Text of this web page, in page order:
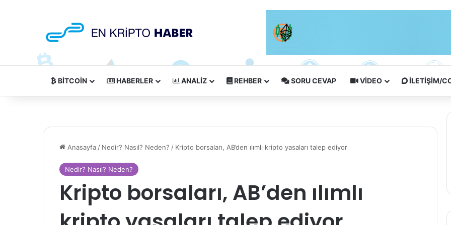
BITCOIN HABERLER ANALIZ REHBER SORU CEVAP VIDEO İLETIŞIM/
Anasayfa / Nedir? Nasıl? Neden? / Kripto borsaları, AB’den ılımlı kripto yasaları talep ediyor
Nedir? Nasıl? Neden?
Kripto borsaları, AB’den ılımlı